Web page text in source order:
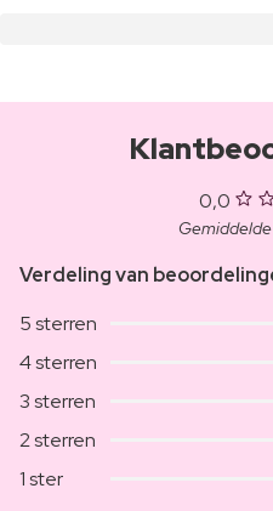
0,0
Verdeling van
5 sterren
4 sterren
3 sterren
2 sterren
1 ster